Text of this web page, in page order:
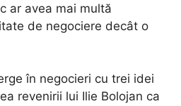
ar avea mai multă
de negociere decât o
în negocieri cu trei idei
revenirii lui Ilie Bolojan ca